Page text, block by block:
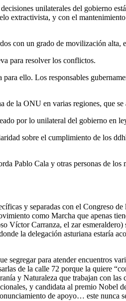
unilaterales del gobierno
extractivista, y con el
con un grado de movilización
para resolver los conflictos.
ello. Los responsables
de la ONU en varias regiones, que
por lo unilateral del gobierno en
sobre el cumplimiento de los
Pablo Cala y otras personas de
y separadas con el Congreso
como Marcha que apenas
Víctor Carranza, el zar
la delegación asturiana estaría
segregar para atender encuentros
de la calle 72 porque la quiere
y Naturaleza que trabajan con
y candidata al premio
de apoyo… este nunca